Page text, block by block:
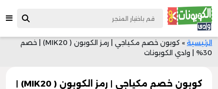
الرئيسية »
كوبون خصم مكياجي | رمز الكوبون ( MIK20) | خصم
30% | وادي الكوبونات
كوبون خصم مكياجي | رمز الكوبون ( MIK20) |